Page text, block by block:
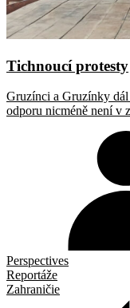
Tichnoucí protesty
Gruzínci a Gruzínky
odporu nicméně není v
Perspectives
Reportáže
Zahraničie